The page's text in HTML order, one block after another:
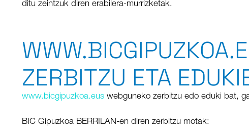
ditu zeintzuk diren erabilera-murrizketak.
ZERBITZU ETA
www.bicgipuzkoa.euswebguneko zerbitzu edo eduki bat,
BIC Gipuzkoa BERRILAN-en diren zerbitzu motak: